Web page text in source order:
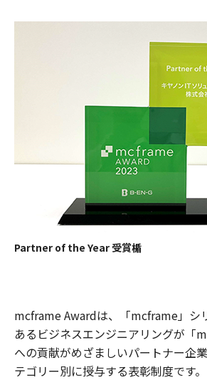
Partner of the Year 受賞楯
mcframe Awardは、「mcframe」シ
あるビジネスエンジニアリングが「
への貢献がめざましいパートナー企
テゴリー別に授与する表彰制度です